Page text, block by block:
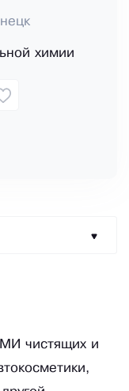
химии
чистящих и